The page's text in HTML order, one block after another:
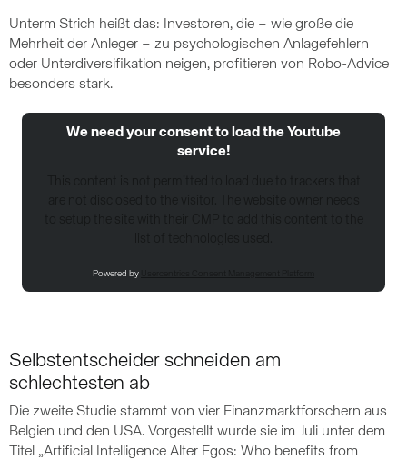
Unterm Strich heißt das: Investoren, die – wie große die
Mehrheit der Anleger – zu psychologischen Anlagefehlern
oder Unterdiversifikation neigen, profitieren von Robo-Advice
besonders stark.
We need your consent to load the Youtube
service!
Powered by
Selbstentscheider schneiden am
schlechtesten ab
Die zweite Studie stammt von vier Finanzmarktforschern aus
Belgien und den USA. Vorgestellt wurde sie im Juli unter dem
Titel „Artificial Intelligence Alter Egos: Who benefits from